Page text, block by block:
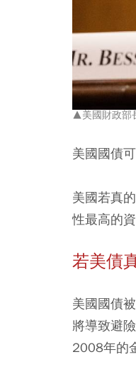
▲美國財政部
美國國債
美國若真
性最高的資
若美債
美國國債
將導致避
2008年的